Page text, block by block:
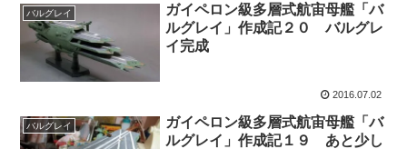
バルグレイ
ガイペロン級多層式航宙母艦「バ
ルグレイ」作成記２０ バルグレ
イ完成
2016.07.02
バルグレイ
ガイペロン級多層式航宙母艦「バ
ルグレイ」作成記１９ あと少し